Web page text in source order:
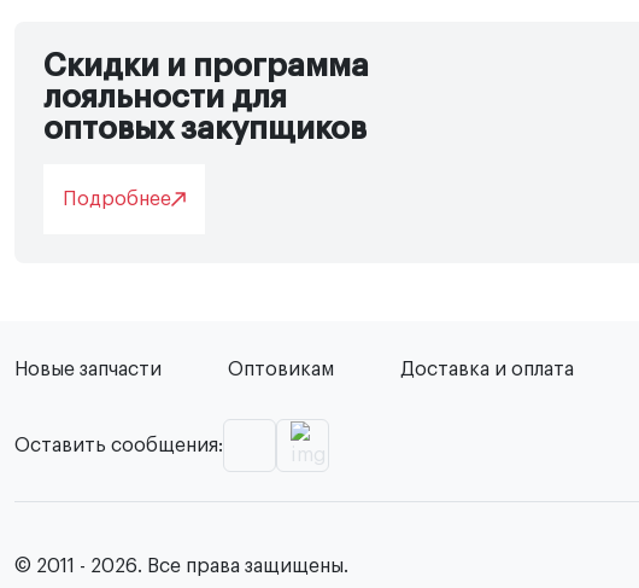
Скидки и программа
лояльности для
оптовых закупщиков
Подробнее
Новые запчасти Оптовикам Доставка и оплата
Оставить сообщения:
© 2011 - 2026. Все права защищены.